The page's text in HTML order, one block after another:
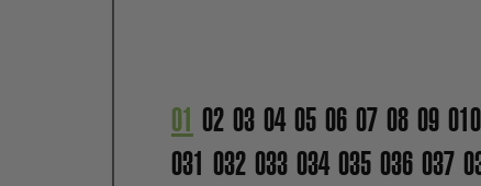
01 02 03 04 05 06 07 08 09 010
031 032 033 034 035 036 037